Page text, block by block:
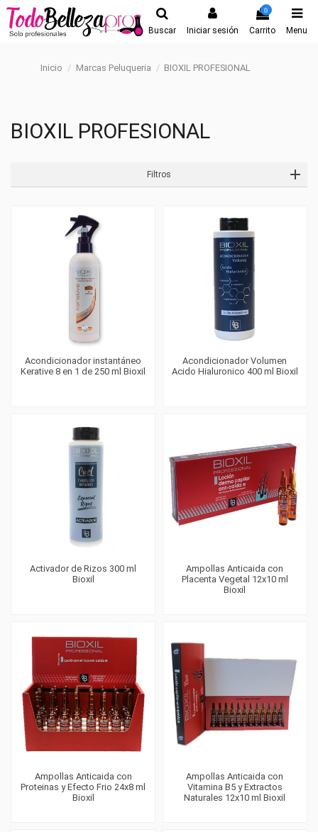
Buscar Iniciar sesión
0
Carrito Menu
Inicio Marcas Peluqueria BIOXIL PROFESIONAL
BIOXIL PROFESIONAL
Filtros
Acondicionador instantáneo
Kerative 8 en 1 de 250 ml Bioxil
Acondicionador Volumen
Acido Hialuronico 400 ml Bioxil
Activador de Rizos 300 ml
Bioxil
Ampollas Anticaida con
Placenta Vegetal 12x10 ml
Bioxil
Ampollas Anticaida con
Proteinas y Efecto Frio 24x8 ml
Bioxil
Ampollas Anticaida con
Vitamina B5 y Extractos
Naturales 12x10 ml Bioxil